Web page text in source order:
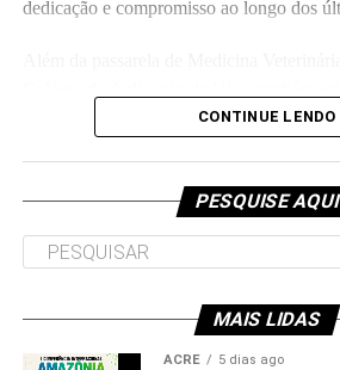
dedicação e compromisso ao longo dos
e deve ser entregue em breve.CONTINUE LENDO
PESQUISE AQUI
MAIS LIDAS
ACRE 5 dias ago